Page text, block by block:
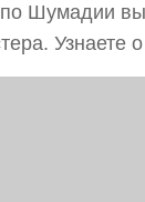
Шумадии вы